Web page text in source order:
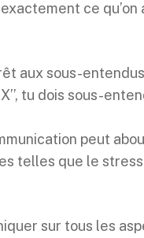
ce qu’on
aux sous-
tu dois sous-
peut
telles que le
sur tous les